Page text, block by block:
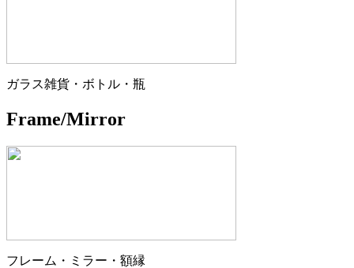
ガラス雑貨・ボトル・瓶
Frame/Mirror
フレーム・ミラー・額縁